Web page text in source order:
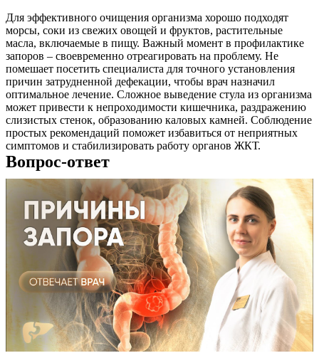
Для эффективного очищения организма хорошо подходят
морсы, соки из свежих овощей и фруктов, растительные
масла, включаемые в пищу. Важный момент в профилактике
запоров – своевременно отреагировать на проблему. Не
помешает посетить специалиста для точного установления
причин затрудненной дефекации, чтобы врач назначил
оптимальное лечение. Сложное выведение стула из организма
может привести к непроходимости кишечника, раздражению
слизистых стенок, образованию каловых камней. Соблюдение
простых рекомендаций поможет избавиться от неприятных
симптомов и стабилизировать работу органов ЖКТ.
Вопрос-ответ